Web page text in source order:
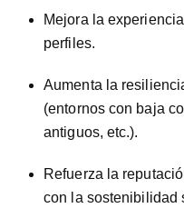
Mejora la
perfiles.
Aumenta la
(entornos con baja
antiguos, etc.).
Refuerza la
con la sostenibilidad